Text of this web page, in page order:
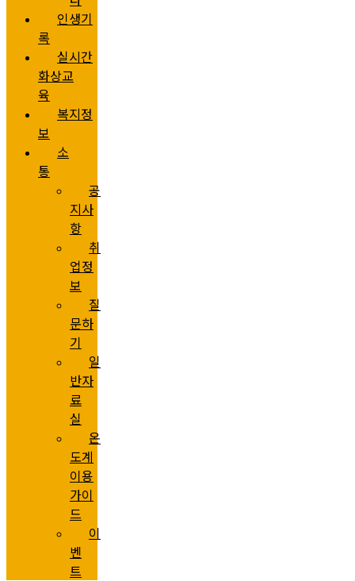
인생기
록
실시간
화상교
육
복지정
보
소
통
공
지사
항
취
업정
보
질
문하
기
일
반자
료
실
온
도계
이용
가이
드
이
벤
트